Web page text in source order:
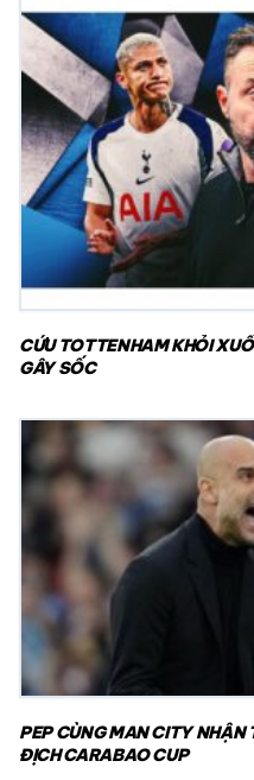
CỨU TOTTENHAM KHỎI
GÂY SỐC
PEP CÙNG MAN CITY NHẬN
ĐỊCH CARABAO CUP